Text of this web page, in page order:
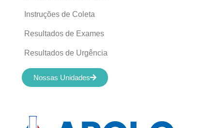
Instruções de Coleta
Resultados de Exames
Resultados de Urgência
Nossas Unidades